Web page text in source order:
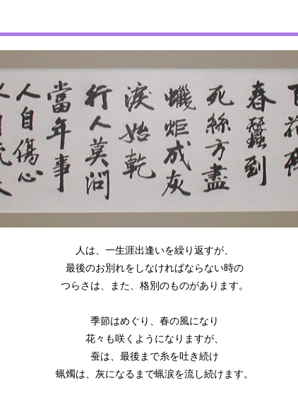
人は、一生涯出逢いを繰り返すが、
最後のお別れをしなければならない時の
つらさは、また、格別のものがあります。
季節はめぐり、春の風になり
花々も咲くようになりますが、
蚕は、最後まで糸を吐き続け
蝋燭は、灰になるまで蝋涙を流し続けます。